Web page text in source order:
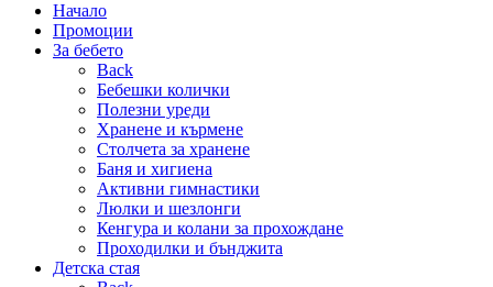
Начало
Промоции
За бебето
Back
Бебешки колички
Полезни уреди
Хранене и кърмене
Столчета за хранене
Баня и хигиена
Активни гимнастики
Люлки и шезлонги
Кенгура и колани за прохождане
Проходилки и бънджита
Детска стая